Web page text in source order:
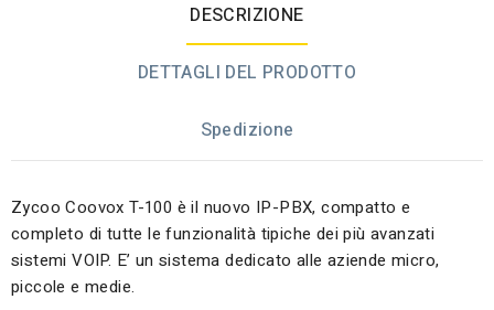
DESCRIZIONE
DETTAGLI DEL PRODOTTO
Spedizione
Zycoo Coovox T-100 è il nuovo IP-PBX, compatto e
completo di tutte le funzionalità tipiche dei più avanzati
sistemi VOIP. E’ un sistema dedicato alle aziende micro,
piccole e medie.